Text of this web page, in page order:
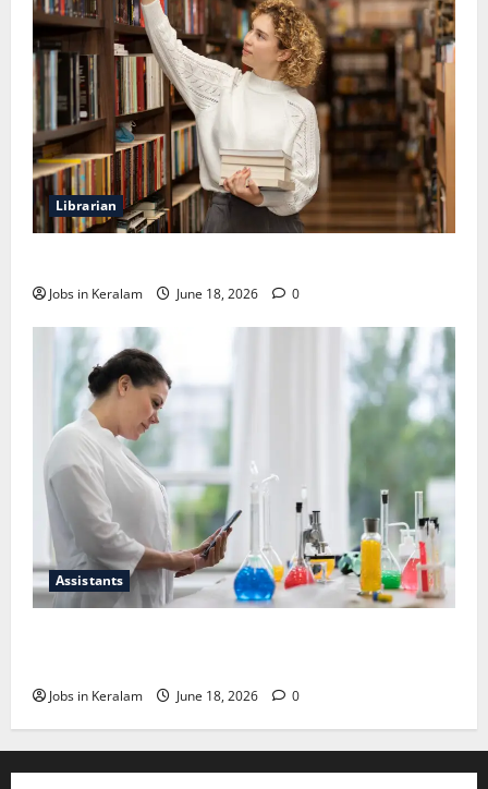
Librarian
Jobs in Keralam June 18, 2026 0
Assistants
Jobs in Keralam June 18, 2026 0